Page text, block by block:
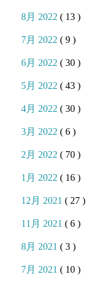
8月 2022( 13 )
7月 2022( 9 )
6月 2022( 30 )
5月 2022( 43 )
4月 2022( 30 )
3月 2022( 6 )
2月 2022( 70 )
1月 2022( 16 )
12月 2021( 27 )
11月 2021( 6 )
8月 2021( 3 )
7月 2021( 10 )